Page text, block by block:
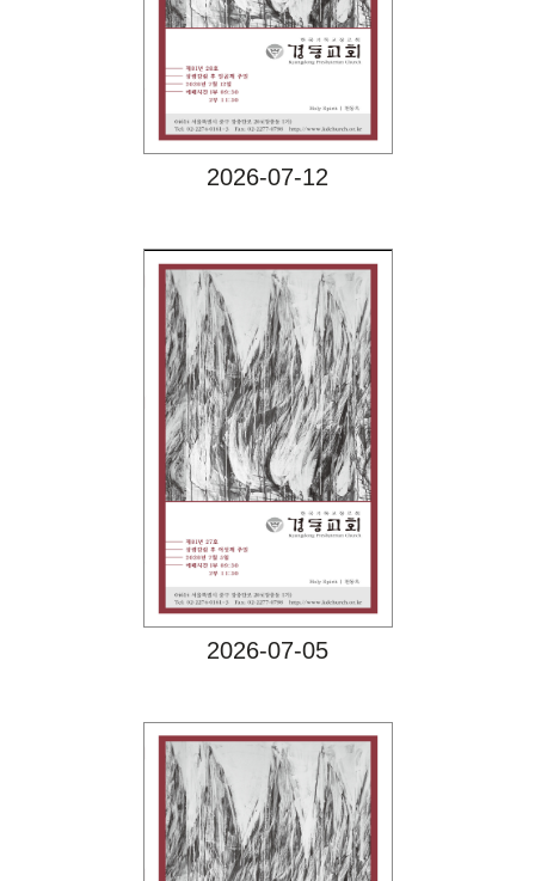
2026-07-12
Views
2026-07-05